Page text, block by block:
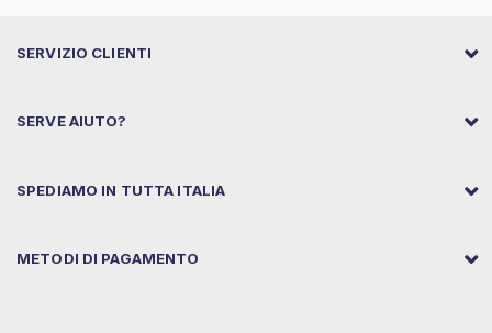
SERVIZIO CLIENTI
SERVE AIUTO?
SPEDIAMO IN TUTTA ITALIA
METODI DI PAGAMENTO